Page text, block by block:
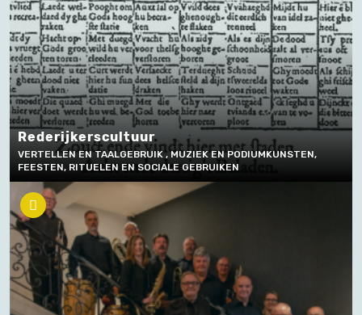
Rederijkerscultuur
VERTELLEN EN TAALGEBRUIK , MUZIEK EN PODIUMKUNSTEN,
FEESTEN, RITUELEN EN SOCIALE GEBRUIKEN